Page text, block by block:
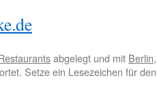
abgelegt und mit Berlin
Setze ein Lesezeichen für